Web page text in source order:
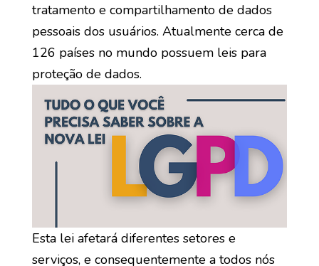
tratamento e compartilhamento de dados
pessoais dos usuários. Atualmente cerca de
126 países no mundo possuem leis para
proteção de dados.
Esta lei afetará diferentes setores e
serviços, e consequentemente a todos nós